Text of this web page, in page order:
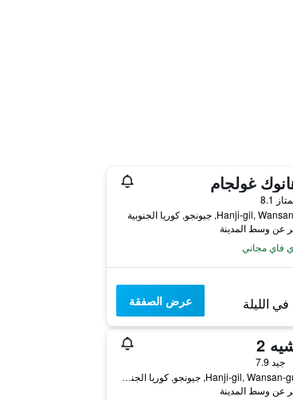
غولجام
2
8.1
فاي مجاني
الليلة عرض الصفقة
2
3جيد 7.9
100-20, Hanji-gil, Wansan-gu, جيونجو, كوريا الجنوبية